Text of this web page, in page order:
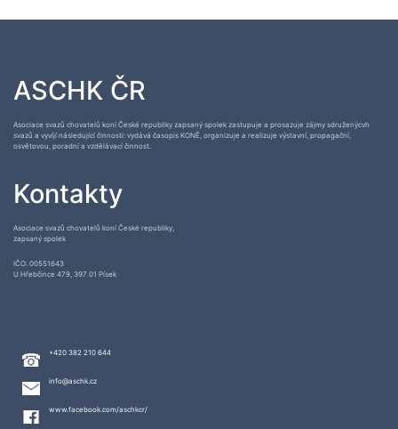
ASCHK ČR
Asociace svazů chovatelů koní České republiky zapsaný spolek zastupuje a prosazuje zájmy sdruženýcvh
svazů a vyvíjí následující činnosti: vydává časopis KONĚ, organizuje a realizuje výstavní, propagační,
osvětovou, poradní a vzdělávací činnost.
Kontakty
Asociace svazů chovatelů koní České republiky,
zapsaný spolek
IČO: 00551643
U Hřebčince 479, 397 01 Písek
+420 382 210 644
info@aschk.cz
www.facebook.com/aschkcr/